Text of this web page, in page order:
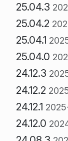
25.04.3
25.04.2
25.04.1
25.04.0
24.12.3
24.12.2
24.12.1
24.12.0